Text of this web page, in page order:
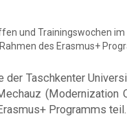
und Trainingswochen
des Erasmus+
Taschkenter
Programms teil.